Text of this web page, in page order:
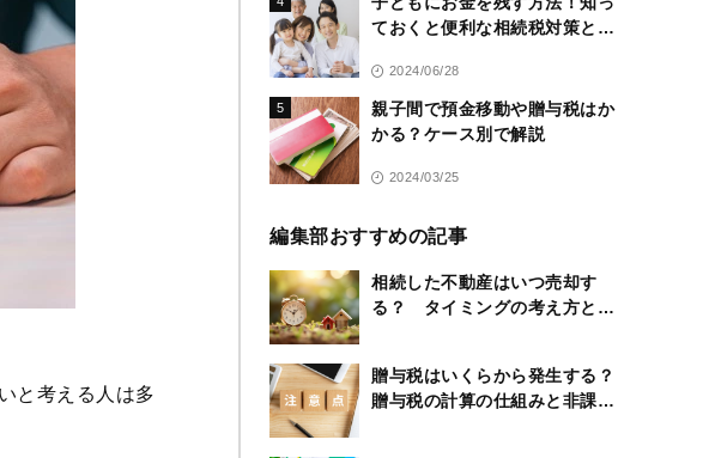
と考える人は多
ておくと便利な相続税対策と注
2024/06/28
5
親子間で預金移動や贈与税はか
かる？ケース別で解説
2024/03/25
編集部おすすめの記事
相続した不動産はいつ売却す
る？ タイミングの考え方と節
贈与税はいくらから発生する？
贈与税の計算の仕組みと非課税